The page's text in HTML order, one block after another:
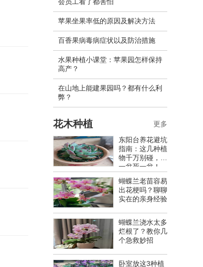
苹果坐果率低的原因及解决方法
百香果病毒病症状以及防治措施
水果种植小课堂：苹果园怎样保持
高产？
在山地上能建果园吗？都有什么利
弊？
花木种植
东阳台养花避坑
指南：这几种植
物千万别碰，养
一盆死一盆！
蝴蝶兰老苗容易
出花梗吗？聊聊
实在的亲身经验
蝴蝶兰浇水太多
烂根了？教你几
个急救妙招
卧室放这3种植
更多